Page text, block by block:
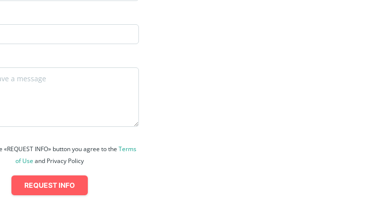
«REQUEST INFO» button you agree to the Terms
of Use and Privacy Policy
REQUEST INFO